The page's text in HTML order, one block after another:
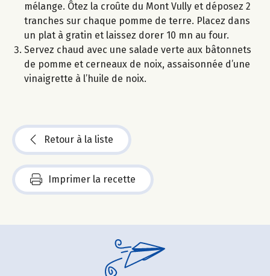
mélange. Ôtez la croûte du Mont Vully et déposez 2
tranches sur chaque pomme de terre. Placez dans
un plat à gratin et laissez dorer 10 mn au four.
Servez chaud avec une salade verte aux bâtonnets
de pomme et cerneaux de noix, assaisonnée d’une
vinaigrette à l’huile de noix.
Retour à la liste
Imprimer la recette